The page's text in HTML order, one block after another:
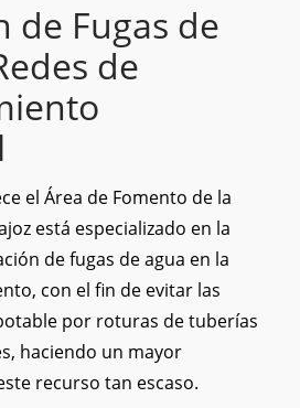
de Fugas de
de
el Área de Fomento de la
está especializado en la
de fugas de agua en la
con el fin de evitar las
por roturas de tuberías
haciendo un mayor
recurso tan escaso.